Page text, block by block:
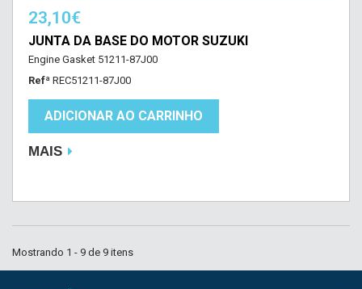
23,10€
JUNTA DA BASE DO MOTOR SUZUKI
Engine Gasket 51211-87J00
Refª REC51211-87J00
ADICIONAR AO CARRINHO
MAIS
Mostrando 1 - 9 de 9 itens